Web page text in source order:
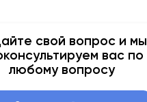
свой вопрос и мы
вас по
любому вопросу